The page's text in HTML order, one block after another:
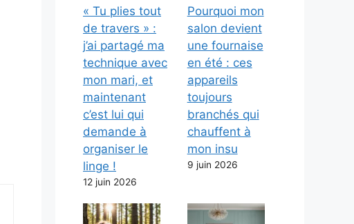
« Tu plies tout
de travers » :
j’ai partagé ma
technique avec
mon mari, et
maintenant
c’est lui qui
demande à
organiser le
linge !
12 juin 2026
Pourquoi mon
salon devient
une fournaise
en été : ces
appareils
toujours
branchés qui
chauffent à
mon insu
9 juin 2026